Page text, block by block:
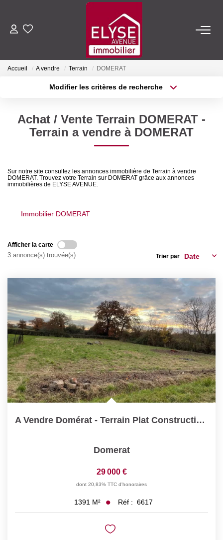
ACHETER
NOTRE AGENCE
Nous Rejoindre
Accueil A vendre Terrain DOMERAT
Modifier les critères de recherche
Sélectionnez...
Type de bien
Surface min
Créer une alerte
Achat / Vente Terrain DOMERAT -
Terrain a vendre à DOMERAT
Sur notre site consultez les annonces immobilière de Terrain à vendre
DOMERAT. Trouvez votre Terrain sur DOMERAT grâce aux annonces
immobilières de ELYSE AVENUE.
Immobilier DOMERAT
Afficher la carte
3 annonce(s) trouvée(s) Trier par
A Vendre Domérat - Terrain Plat Constructible De 1391 M² -...
Domerat
29 000 €
dont 20,83% TTC d'honoraires
1391 M² Réf : 6617